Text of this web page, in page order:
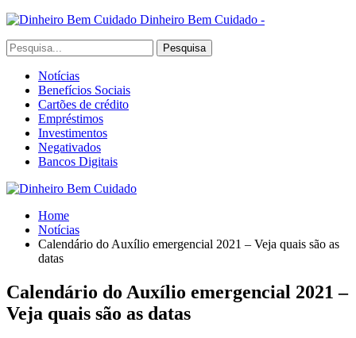
Dinheiro Bem Cuidado -
Notícias
Benefícios Sociais
Cartões de crédito
Empréstimos
Investimentos
Negativados
Bancos Digitais
Home
Notícias
Calendário do Auxílio emergencial 2021 – Veja quais são as
datas
Calendário do Auxílio emergencial 2021 –
Veja quais são as datas